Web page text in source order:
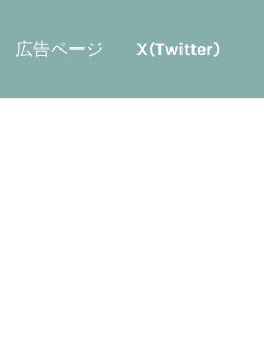
広告ページ X(Twitter)